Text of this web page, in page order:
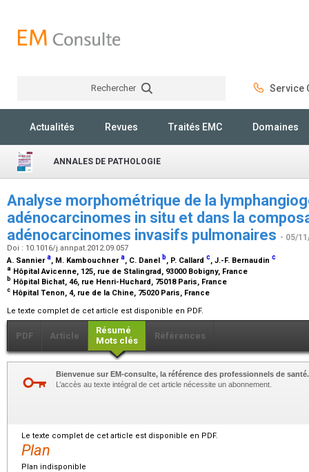
Rechercher Service
Actualités Revues Traités EMC Domaines
ANNALES DE PATHOLOGIE
Analyse morphométrique de la
adénocarcinomes in situ et dans la
adénocarcinomes invasifs pulmonaires - 05/
Doi : 10.1016/j.annpat.2012.09.057
A. Sanniera, M. Kambouchnera, C. Danel b, P. Callard c, J.-F. Bernaudin c
a Hôpital Avicenne, 125, rue de Stalingrad, 93000 Bobigny, France
b Hôpital Bichat, 46, rue Henri-Huchard, 75018 Paris, France
c Hôpital Tenon, 4, rue de la Chine, 75020 Paris, France
Le texte complet de cet article est disponible en PDF.
PDF Article
Résumé
Mots clés
Références
Bienvenue sur EM-consulte, la référence des professionnels de santé.
L’accès au texte intégral de cet article nécessite un abonnement.
Le texte complet de cet article est disponible en PDF.
Plan
Plan indisponible